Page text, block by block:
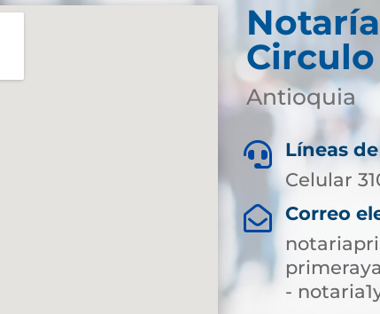
Antioquia

Líneas
Celular

Correo
-